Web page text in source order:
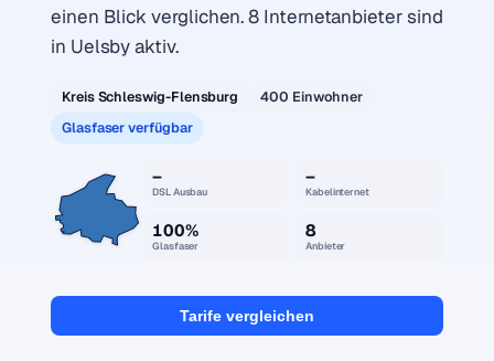
einen Blick verglichen. 8 Internetanbieter sind
in Uelsby aktiv.
Kreis Schleswig-Flensburg
400 Einwohner
Glasfaser verfügbar
–
DSL Ausbau
–
Kabelinternet
100%
Glasfaser
8
Anbieter
Tarife vergleichen